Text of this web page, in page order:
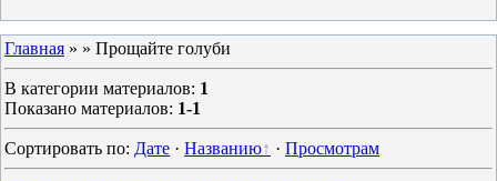
Главная » » Прощайте голуби
В категории материалов: 1
Показано материалов: 1-1
Сортировать по: Дате · Названию · Просмотрам